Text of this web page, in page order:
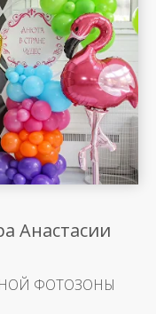
Анастасии
ФОТОЗОНЫ